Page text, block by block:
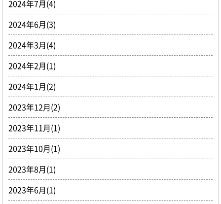
2024年7月(4)
2024年6月(3)
2024年3月(4)
2024年2月(1)
2024年1月(2)
2023年12月(2)
2023年11月(1)
2023年10月(1)
2023年8月(1)
2023年6月(1)